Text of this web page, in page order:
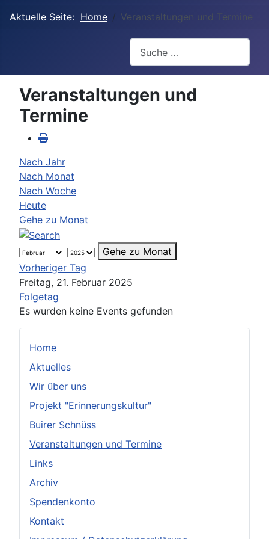
Aktuelle Seite: Home Veranstaltungen und Termine
Home
Aktuelles
Wir über uns
Projekt "Erinnerungskultur"
Buirer Schnüss
Veranstaltungen und Termine
Links
Archiv
Spendenkonto
Kontakt
Veranstaltungen und
Termine
Nach Jahr
Nach Monat
Nach Woche
Heute
Gehe zu Monat
Gehe zu Monat
Vorheriger Tag
Freitag, 21. Februar 2025
Folgetag
Es wurden keine Events gefunden